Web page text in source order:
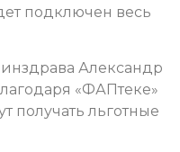
подключен весь
Александр
«ФАПтеке»
получать льготные